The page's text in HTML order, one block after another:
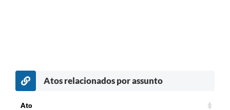
Atos relacionados por assunto
Ato